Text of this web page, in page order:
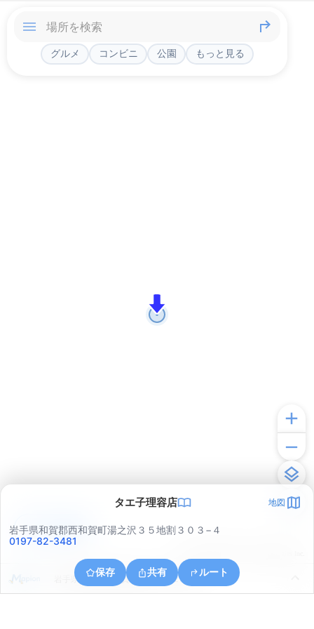
グルメ コンビニ 公園 もっと見る
タエ子理容店 地図
岩手県和賀郡西和賀町湯之沢３５地割３０３−４
0197-82-3481
保存 共有 ルート
岩手県和賀郡西和賀町湯之沢３２地割
アプリで見る